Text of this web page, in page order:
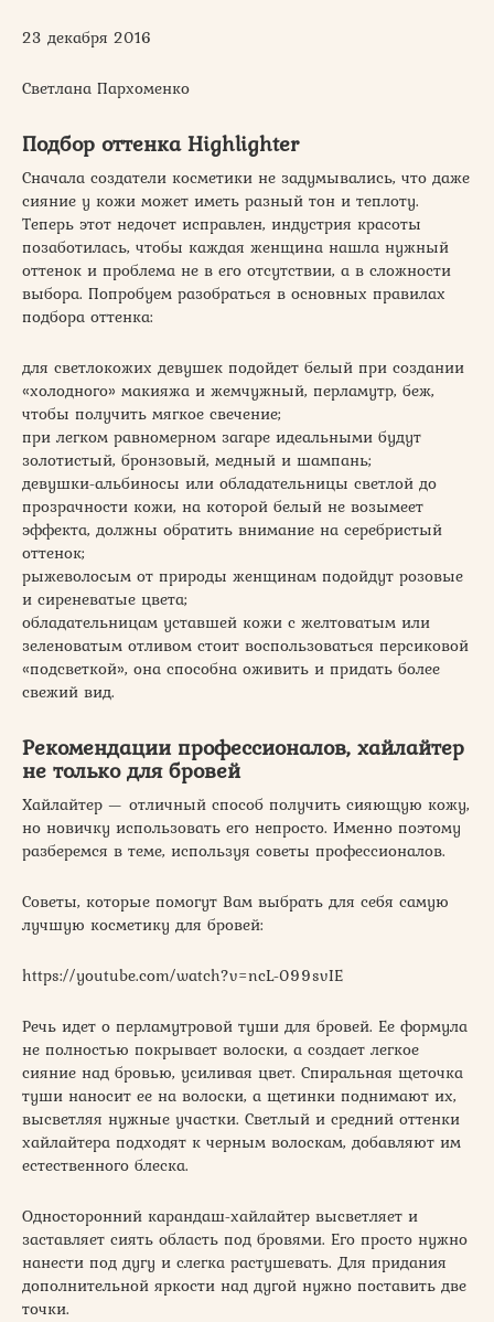
23 декабря 2016
Светлана Пархоменко
Подбор оттенка Highlighter
Сначала создатели косметики не задумывались, что даже
сияние у кожи может иметь разный тон и теплоту.
Теперь этот недочет исправлен, индустрия красоты
позаботилась, чтобы каждая женщина нашла нужный
оттенок и проблема не в его отсутствии, а в сложности
выбора. Попробуем разобраться в основных правилах
подбора оттенка:
для светлокожих девушек подойдет белый при создании
«холодного» макияжа и жемчужный, перламутр, беж,
чтобы получить мягкое свечение;
при легком равномерном загаре идеальными будут
золотистый, бронзовый, медный и шампань;
девушки-альбиносы или обладательницы светлой до
прозрачности кожи, на которой белый не возымеет
эффекта, должны обратить внимание на серебристый
оттенок;
рыжеволосым от природы женщинам подойдут розовые
и сиреневатые цвета;
обладательницам уставшей кожи с желтоватым или
зеленоватым отливом стоит воспользоваться персиковой
«подсветкой», она способна оживить и придать более
свежий вид.
Рекомендации профессионалов, хайлайтер
не только для бровей
Хайлайтер — отличный способ получить сияющую кожу,
но новичку использовать его непросто. Именно поэтому
разберемся в теме, используя советы профессионалов.
Советы, которые помогут Вам выбрать для себя самую
лучшую косметику для бровей:
https://youtube.com/watch?v=ncL-099svIE
Речь идет о перламутровой туши для бровей. Ее формула
не полностью покрывает волоски, а создает легкое
сияние над бровью, усиливая цвет. Спиральная щеточка
туши наносит ее на волоски, а щетинки поднимают их,
высветляя нужные участки. Светлый и средний оттенки
хайлайтера подходят к черным волоскам, добавляют им
естественного блеска.
Односторонний карандаш-хайлайтер высветляет и
заставляет сиять область под бровями. Его просто нужно
нанести под дугу и слегка растушевать. Для придания
дополнительной яркости над дугой нужно поставить две
точки.